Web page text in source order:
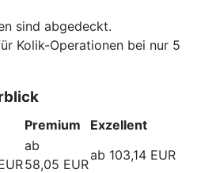
sind abgedeckt.
Kolik-Operationen bei nur 5
Premium Exzellent
ab
58,05 EUR
ab 103,14 EUR